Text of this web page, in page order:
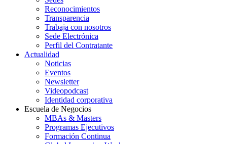
Reconocimientos
Transparencia
Trabaja con nosotros
Sede Electrónica
Perfil del Contratante
Actualidad
Noticias
Eventos
Newsletter
Videopodcast
Identidad corporativa
Escuela de Negocios
MBAs & Masters
Programas Ejecutivos
Formación Continua